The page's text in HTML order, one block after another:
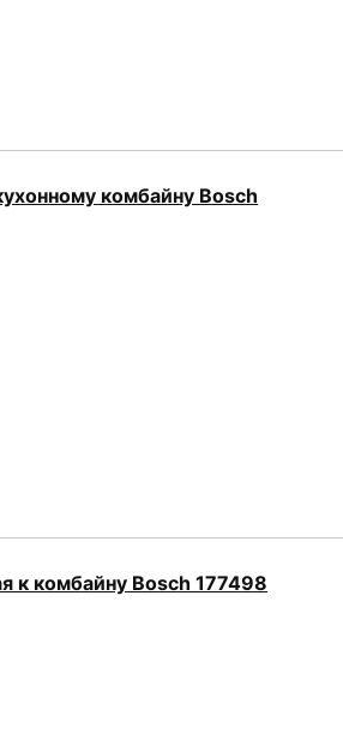
комбайну Bosch
к комбайну Bosch 177498